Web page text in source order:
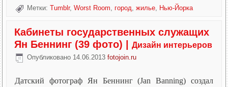
Метки: Tumblr,Worst Room, город,жилье, Нью-Йорка
Кабинеты государственных служащих
Ян Беннинг (39 фото) |Дизайн интерьеров
Опубликовано 14.06.2013 fotojoin.ru
Датский фотограф Ян Беннинг (Jan Banning) создал